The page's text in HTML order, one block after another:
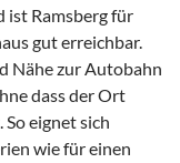
ist Ramsberg für
gut erreichbar.
Nähe zur Autobahn
dass der Ort
eignet sich
wie für einen